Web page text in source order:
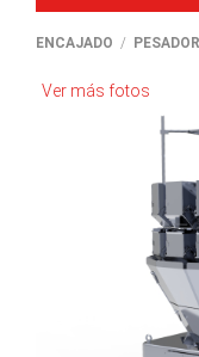
ENCAJADO
Ver más fotos